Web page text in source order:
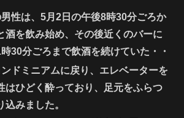
性は、5月2日の午後8時30分ごろか
酒を飲み始め、その後近くのバーに
30分ごろまで飲酒を続けていた・・
ンドミニアムに戻り、エレベーターを
はひどく酔っており、足元をふらつ
みました。